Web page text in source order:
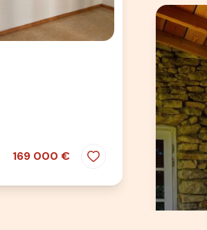
169 000 €